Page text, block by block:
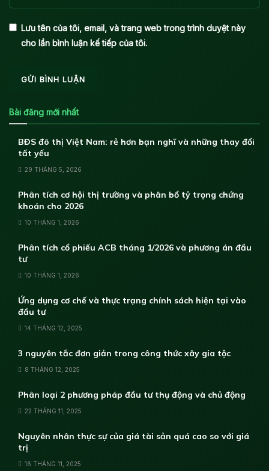
Lưu tên của tôi, email, và trang web trong trình duyệt này
cho lần bình luận kế tiếp của tôi.
Bài đăng mới nhất
BĐS đô thị Việt Nam: rẻ hơn bạn nghĩ và những thay đổi
tất yếu
29 THÁNG 5, 2026
Phân tích cơ hội thị trường và phân bổ tỷ trọng chứng
khoán cho 2026
10 THÁNG 1, 2026
Phân tích cổ phiếu ACB tháng 1/2026 và phương án đầu
tư
10 THÁNG 1, 2026
Ứng dụng cơ chế và thực trạng chính sách hiện tại vào
đầu tư
14 THÁNG 12, 2025
3 nguyên tắc đơn giản trong công thức xây gia tộc
8 THÁNG 12, 2025
Phân loại 2 phương pháp đầu tư thụ động và chủ động
22 THÁNG 11, 2025
Nguyên nhân thực sự của giá tài sản quá cao so với giá
trị
16 THÁNG 11, 2025